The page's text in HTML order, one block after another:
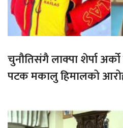
चुनौतिसंगै लाक्पा शेर्पा अर्को
पटक मकालु हिमालको